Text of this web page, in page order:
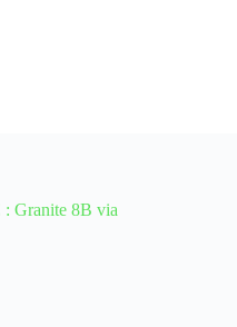
Granite 8B via